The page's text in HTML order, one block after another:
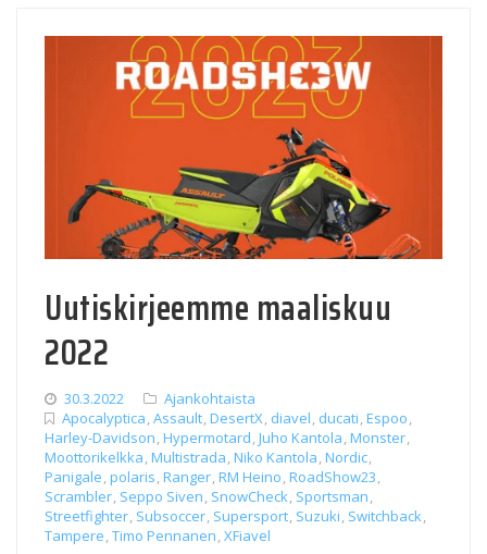
Uutiskirjeemme maaliskuu
2022
30.3.2022
Ajankohtaista
Apocalyptica,Assault,DesertX, diavel, ducati,Espoo,
Harley-Davidson,Hypermotard,Juho Kantola,Monster,
Moottorikelkka,Multistrada,Niko Kantola,Nordic,
Panigale,polaris,Ranger,RM Heino,RoadShow23,
Scrambler, Seppo Siven, SnowCheck, Sportsman,
Streetfighter, Subsoccer, Supersport, Suzuki, Switchback,
Tampere,Timo Pennanen,XFiavel